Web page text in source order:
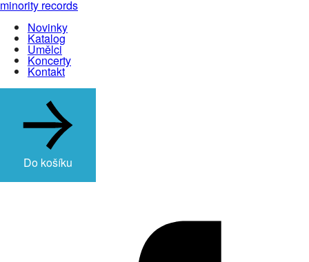
minority records
Novinky
Katalog
Umělci
Koncerty
Kontakt
Do košíku